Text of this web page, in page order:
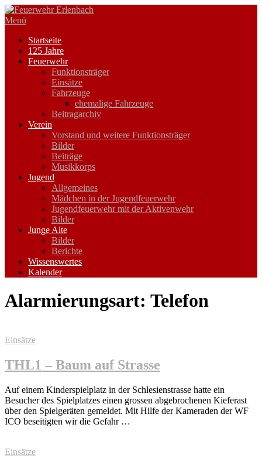
Zum
Inhalt
Menü
Startseite
125 Jahre
Feuerwehr
Funktionsträger
Einsätze
Fahrzeuge
ehemalige Fahrzeuge
Beitragarchiv
Verein
Vorstand und weitere Funktionsträger
Bilder
Beiträge
Musikkorps
Jugend
Allgemeines
Mädchen in der Jugendfeuerwehr
Jugendfeuerwehr mit der Aktivenwehr
Bilder
Junge Alte
Bilder
Berichte
Wissenswertes
Kalender
Alarmierungsart: Telefon
Einsätze
THL1 – Baum auf Strasse
Auf einem Kinderspielplatz in der Schlesienstrasse hatte ein
Besucher des Spielplatzes einen grossen abgebrochenen Kieferast
über den Spielgeräten gemeldet. Mit Hilfe der Kameraden der WF
ICO beseitigten wir die Gefahr …
Einsätze